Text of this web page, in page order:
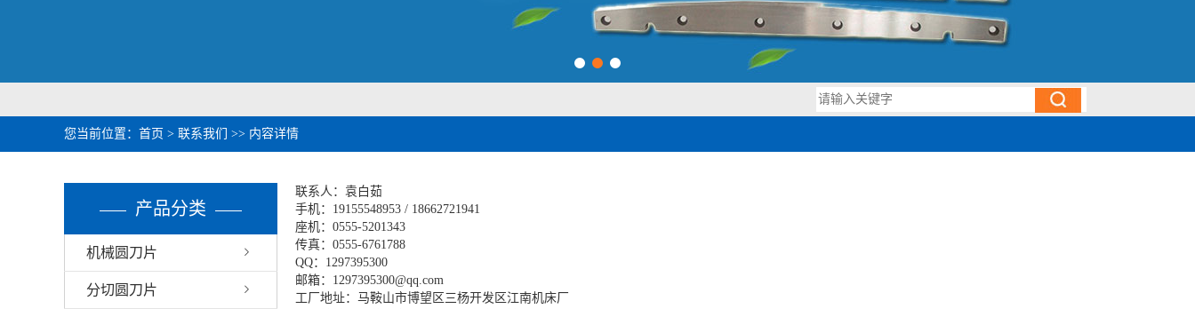
3
您当前位置： 首页 > 联系我们 >> 内容详情
产品分类
机械圆刀片
分切圆刀片
联系人：袁白茹
手机：19155548953 / 18662721941
座机：0555-5201343
传真：0555-6761788
QQ：1297395300
邮箱：1297395300@qq.com
工厂地址：马鞍山市博望区三杨开发区江南机床厂